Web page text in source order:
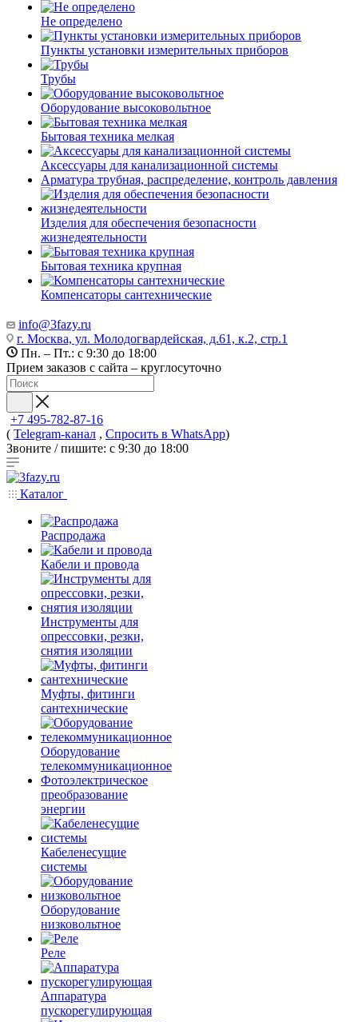
Не определено
Пункты установки измерительных приборов
Трубы
Оборудование высоковольтное
Бытовая техника мелкая
Аксессуары для канализационной системы
Арматура трубная, распределение, контроль давления
Изделия для обеспечения безопасности
жизнедеятельности
Бытовая техника крупная
Компенсаторы сантехнические
info@3fazy.ru
г. Москва, ул. Молодогвардейская, д.61, к.2, стр.1
Пн. – Пт.: с 9:30 до 18:00
Прием заказов с сайта – круглосуточно
+7 495-782-87-16
( Telegram-канал , Спросить в WhatsApp)
Звоните / пишите: с 9:30 до 18:00
Каталог
Распродажа
Кабели и провода
Инструменты для
опрессовки, резки,
снятия изоляции
Муфты, фитинги
сантехнические
Оборудование
телекоммуникационное
Фотоэлектрическое
преобразование
энергии
Кабеленесущие
системы
Оборудование
низковольтное
Реле
Аппаратура
пускорегулирующая